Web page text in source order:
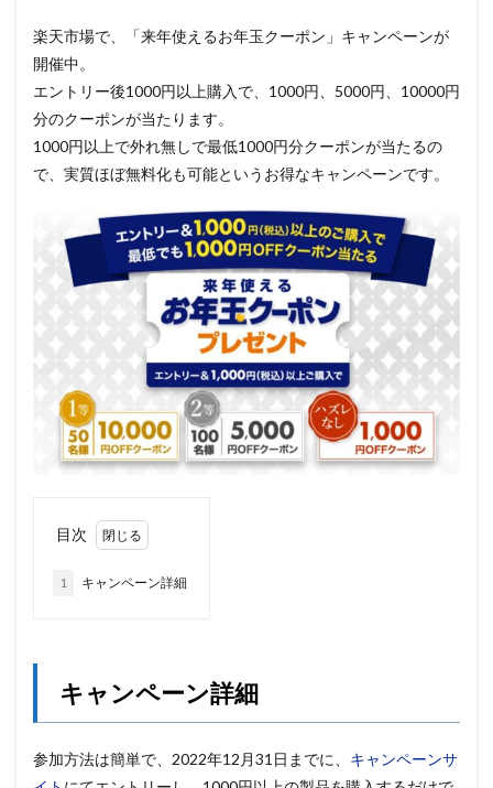
楽天市場で、「来年使えるお年玉クーポン」キャンペーンが
開催中。
エントリー後1000円以上購入で、1000円、5000円、10000円
分のクーポンが当たります。
1000円以上で外れ無しで最低1000円分クーポンが当たるの
で、実質ほぼ無料化も可能というお得なキャンペーンです。
目次
1 キャンペーン詳細
キャンペーン詳細
参加方法は簡単で、2022年12月31日までに、 キャンペーンサ